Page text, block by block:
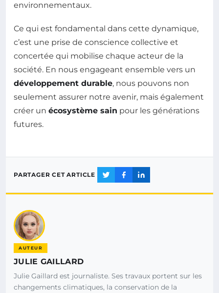
environnementaux.
Ce qui est fondamental dans cette dynamique,
c’est une prise de conscience collective et
concertée qui mobilise chaque acteur de la
société. En nous engageant ensemble vers un
développement durable, nous pouvons non
seulement assurer notre avenir, mais également
créer un écosystème sain pour les générations
futures.
PARTAGER CET ARTICLE
AUTEUR
JULIE GAILLARD
Julie Gaillard est journaliste. Ses travaux portent sur les
changements climatiques, la conservation de la